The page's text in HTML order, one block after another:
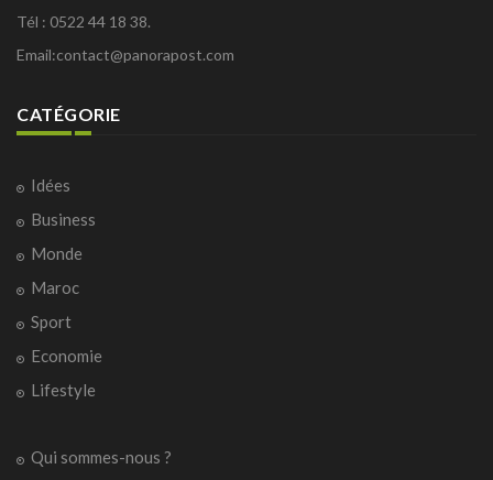
Tél : 0522 44 18 38.
Email:contact@panorapost.com
CATÉGORIE
Idées
Business
Monde
Maroc
Sport
Economie
Lifestyle
Qui sommes-nous ?